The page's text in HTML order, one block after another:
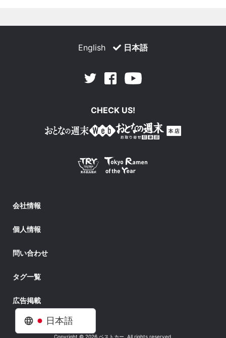
日本語
English 日本語
Twitter Facebook
CHECK US!
会社情報
個人情報
問い合わせ
タグ一覧
広告掲載
Copyright © 2026 ベストカー. All rights reserved.